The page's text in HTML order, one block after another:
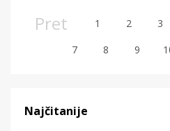
Pret 1 2 3
7
8 9
Najčitanije